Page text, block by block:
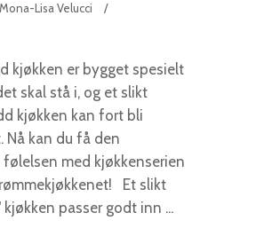
Mona-Lisa Velucci
kjøkken er bygget spesielt
skal stå i, og et slikt
kjøkken kan fort bli
Nå kan du få den
med kjøkkenserien
Et slikt
kjøkken passer godt inn